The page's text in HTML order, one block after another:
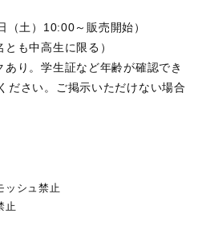
土）10:00～販売開始）
も中高生に限る）
り。学生証など年齢が確認でき
ださい。ご掲示いただけない場合
ッシュ禁止
止